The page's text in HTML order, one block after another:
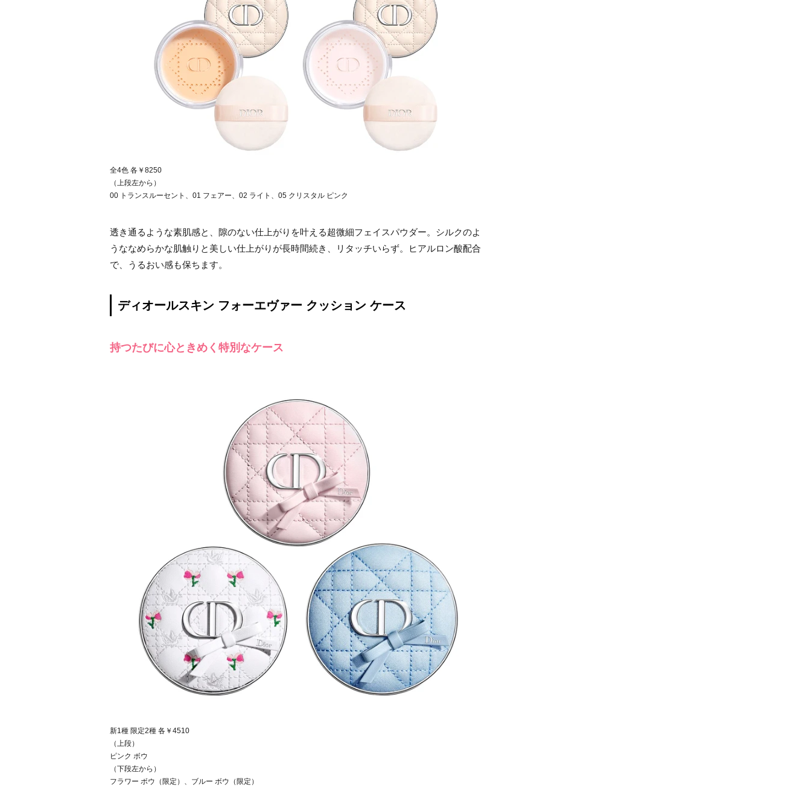
全4色 各￥8250
（上段左から）
00 トランスルーセント、01 フェアー、02 ライト、05 クリスタル ピンク
透き通るような素肌感と、隙のない仕上がりを叶える超微細フェイスパウダー。シルクのよ
うななめらかな肌触りと美しい仕上がりが長時間続き、リタッチいらず。ヒアルロン酸配合
で、うるおい感も保ちます。
ディオールスキン フォーエヴァー クッション ケース
持つたびに心ときめく特別なケース
新1種 限定2種 各￥4510
（上段）
ピンク ボウ
（下段左から）
フラワー ボウ（限定）、ブルー ボウ（限定）